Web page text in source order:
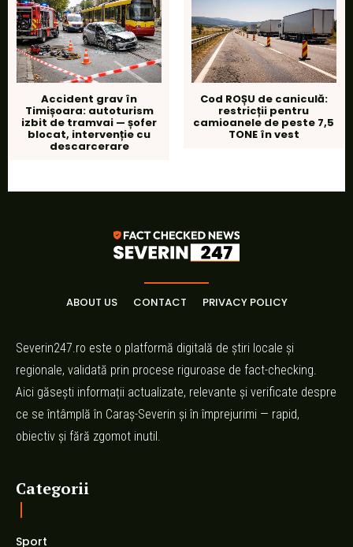
Accident grav în
Timișoara: autoturism
izbit de tramvai — șofer
blocat, intervenție cu
descarcerare
Cod ROȘU de caniculă:
restricții pentru
camioanele de peste 7,5
TONE în vest
ABOUT US CONTACT PRIVACY POLICY
Severin247.ro este o platformă digitală de știri locale și
regionale, validată prin procese riguroase de fact-checking.
Aici găsești informații actualizate, relevante și verificate despre
ce se întâmplă în Caraș-Severin și în împrejurimi — rapid,
obiectiv și fără zgomot inutil.
Categorii
Sport